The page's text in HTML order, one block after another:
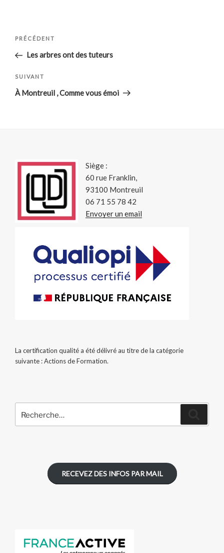
Navigation
l’article
Article
précédent
PRÉCÉDENT
Les arbres ont des tuteurs
Article
suivant
SUIVANT
À Montreuil , Comme vous émoi
Siège :
60 rue Franklin,
93100 Montreuil
06 71 55 78 42
Envoyer un email
La certification qualité a été délivré au titre de la catégorie
suivante : Actions de Formation.
pour
RECEVEZ DES INFOS PAR MAIL